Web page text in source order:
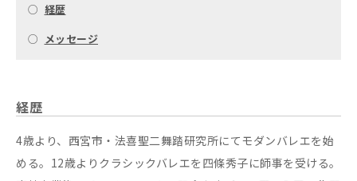
○ 経歴
○ メッセージ
経歴
4歳より、西宮市・法喜聖二舞踏研究所にてモダンバレエを始
める。12歳よりクラシックバレエを四條秀子に師事を受ける。